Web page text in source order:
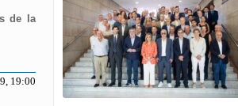
de la
19:00